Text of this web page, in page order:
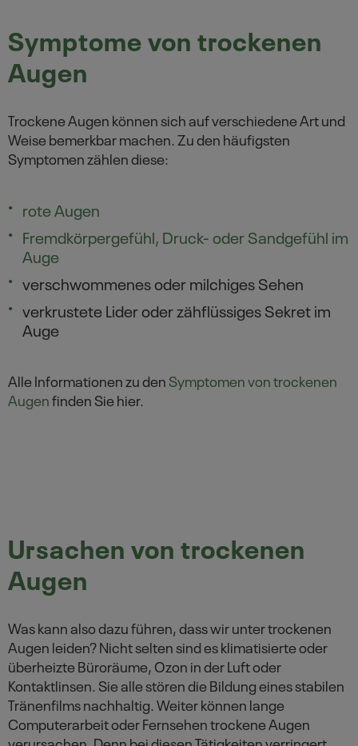
Symptome von trockenen
Augen
Trockene Augen können sich auf verschiedene Art und
Weise bemerkbar machen. Zu den häufigsten
Symptomen zählen diese:
rote Augen
Fremdkörpergefühl, Druck- oder Sandgefühl im
Auge
verschwommenes oder milchiges Sehen
verkrustete Lider oder zähflüssiges Sekret im
Auge
Alle Informationen zu denSymptomen von trockenen
Augenfinden Sie hier.
Ursachen von trockenen
Augen
Was kann also dazu führen, dass wir unter trockenen
Augen leiden? Nicht selten sind es klimatisierte oder
überheizte Büroräume, Ozon in der Luft oder
Kontaktlinsen. Sie alle stören die Bildung eines stabilen
Tränenfilms nachhaltig. Weiter können lange
Computerarbeit oder Fernsehen trockene Augen
verursachen. Denn bei diesen Tätigkeiten verringert